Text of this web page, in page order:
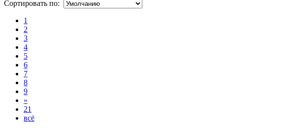
Сортировать по:
1
2
3
4
5
6
7
8
9
»
21
всё